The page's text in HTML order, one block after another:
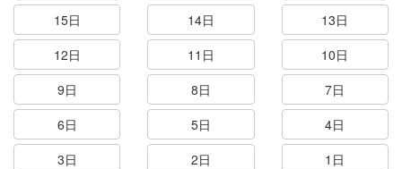
15日
14日
13日
12日
11日
10日
9日
8日
7日
6日
5日
4日
3日
2日 1日